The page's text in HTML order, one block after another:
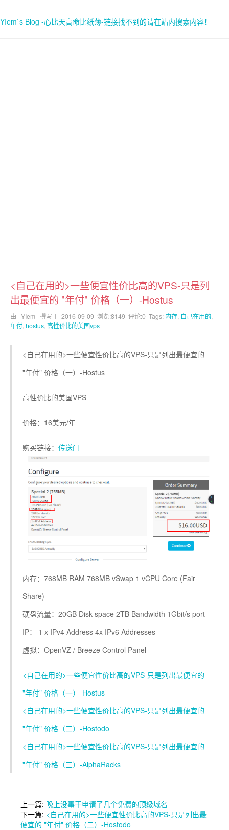
YIem`s Blog -心比天高命比纸薄-链接找不到的请在站内搜索内容！
<自己在用的>一些便宜性价比高的VPS-只是列
出最便宜的 "年付" 价格（一）-Hostus
由 YIem 撰写于 2016-09-09 浏览:8149 评论:0 Tags: 内存, 自己在用的,
年付, hostus, 高性价比的美国vps
<自己在用的>一些便宜性价比高的VPS-只是列出最便宜的
"年付" 价格（一）-Hostus
高性价比的美国VPS
价格：16美元/年
购买链接： 传送门
内存：768MB RAM 768MB vSwap 1 vCPU Core (Fair
Share)
硬盘流量：20GB Disk space 2TB Bandwidth 1Gbit/s port
IP： 1 x IPv4 Address 4x IPv6 Addresses
虚拟：OpenVZ / Breeze Control Panel
<自己在用的>一些便宜性价比高的VPS-只是列出最便宜的
"年付" 价格（一）-Hostus
<自己在用的>一些便宜性价比高的VPS-只是列出最便宜的
"年付" 价格（二）-Hostodo
<自己在用的>一些便宜性价比高的VPS-只是列出最便宜的
"年付" 价格（三）-AlphaRacks
上一篇: 晚上没事干申请了几个免费的顶级域名
下一篇: <自己在用的>一些便宜性价比高的VPS-只是列出最
便宜的 "年付" 价格（二）-Hostodo